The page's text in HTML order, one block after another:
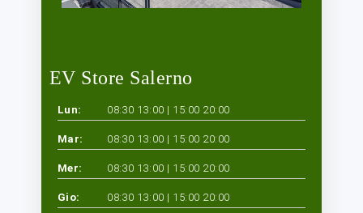
EV Store Salerno
Lun: 08:30 13:00 | 15:00 20:00
Mar: 08:30 13:00 | 15:00 20:00
Mer: 08:30 13:00 | 15:00 20:00
Gio: 08:30 13:00 | 15:00 20:00